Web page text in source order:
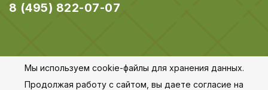
8 (495) 822-07-07
© 2018-2026 Apeti.ru,Карта сайта
Мы используем cookie-файлы для хранения данных.
Продолжая работу с сайтом, вы даете согласие на